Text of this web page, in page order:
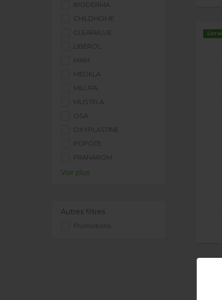
BIODERMA
CHILDHOME
CLEARBLUE
LIBEROL
MAM
MEDELA
MILUPA
MUSTELA
OSA
OXYPLASTINE
POPOTE
PRANAROM
Voir plus
Autres filtres
Promotions